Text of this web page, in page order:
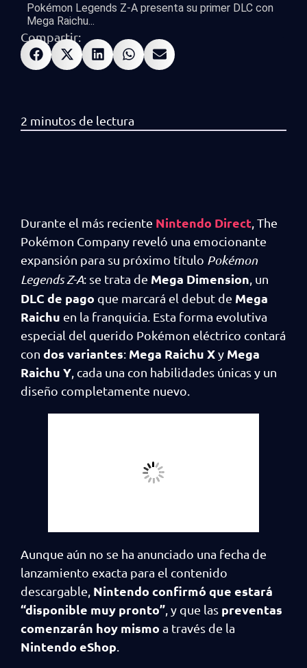
Pokémon Legends Z-A presenta su primer DLC con
Mega Raichu...
Compartir:
Durante el más reciente Nintendo Direct , The
Pokémon Company reveló una emocionante
expansión para su próximo título Pokémon
Legends Z-A: se trata de Mega Dimension , un
DLC de pago que marcará el debut de Mega
Raichu en la franquicia. Esta forma evolutiva
especial del querido Pokémon eléctrico contará
con dos variantes: Mega Raichu Xy Mega
Raichu Y , cada una con habilidades únicas y un
diseño completamente nuevo.
Aunque aún no se ha anunciado una fecha de
lanzamiento exacta para el contenido
descargable, Nintendo confirmó que estará
“disponible muy pronto” , y que las preventas
comenzarán hoy mismo a través de la
Nintendo eShop